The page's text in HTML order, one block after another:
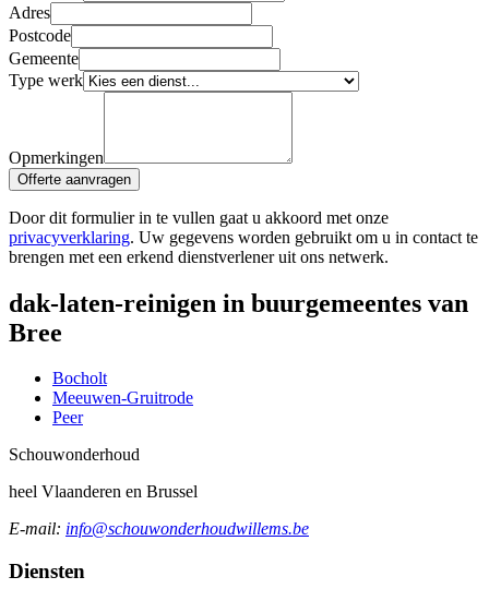
Adres
Postcode
Gemeente
Type werk
Opmerkingen
Offerte aanvragen
Door dit formulier in te vullen gaat u akkoord met onze
privacyverklaring. Uw gegevens worden gebruikt om u in contact te
brengen met een erkend dienstverlener uit ons netwerk.
dak-laten-reinigen in buurgemeentes van
Bree
Bocholt
Meeuwen-Gruitrode
Peer
Schouwonderhoud
heel Vlaanderen en Brussel
E-mail: info@schouwonderhoudwillems.be
Diensten